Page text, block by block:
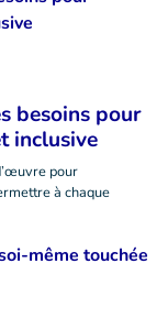
besoins pour
inclusive
pour
à chaque